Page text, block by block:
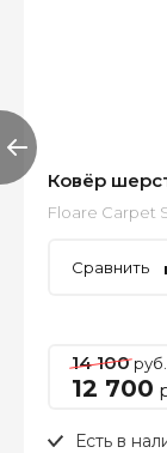
Ковёр
Floare Carpet
Сравнить
14 100руб.
12 700
Есть в